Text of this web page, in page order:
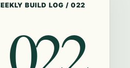
BUILD LOG / 022